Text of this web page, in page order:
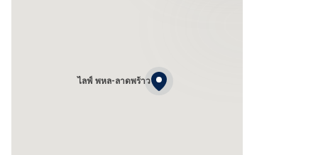
ไลฟ์ พหล-ลาดพร้าว